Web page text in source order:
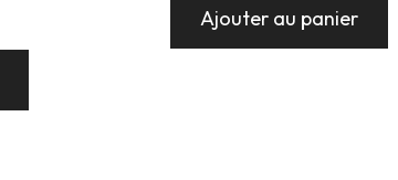
Ajouter au panier